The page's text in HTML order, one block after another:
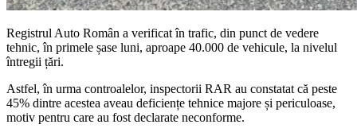
Registrul Auto Român a verificat în trafic, din punct de vedere
tehnic, în primele șase luni, aproape 40.000 de vehicule, la nivelul
întregii țări.
Astfel, în urma controalelor, inspectorii RAR au constatat că peste
45% dintre acestea aveau deficiențe tehnice majore și periculoase,
motiv pentru care au fost declarate neconforme.